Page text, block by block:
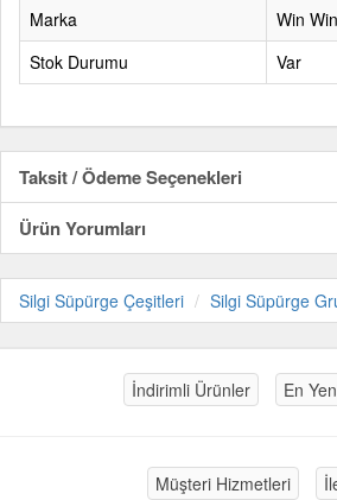
Marka
Win Win
Stok Durumu
Var
Taksit / Ödeme Seçenekleri
Ürün Yorumları
Silgi Süpürge Çeşitleri Silgi Süpürge
İndirimli Ürünler En
Müşteri Hizmetleri